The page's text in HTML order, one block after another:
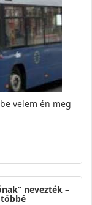
velem én meg
nevezték –